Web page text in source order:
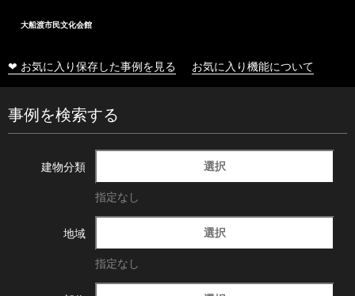
大船渡市民文化会館
❤ お気に入り保存した事例を見る お気に入り機能について
事例を検索する
建物分類 選択
指定なし
地域 選択
指定なし